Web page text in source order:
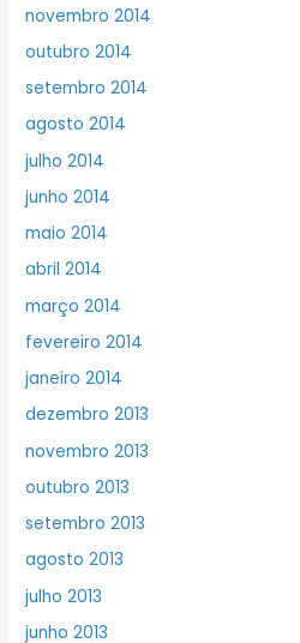
novembro 2014
outubro 2014
setembro 2014
agosto 2014
julho 2014
junho 2014
maio 2014
abril 2014
março 2014
fevereiro 2014
janeiro 2014
dezembro 2013
novembro 2013
outubro 2013
setembro 2013
agosto 2013
julho 2013
junho 2013